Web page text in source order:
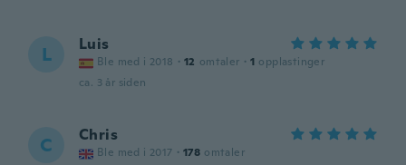
L Luis
Ble med i 2018 · 12 omtaler · 1 opplastinger
ca. 3 år siden
C Chris
Ble med i 2017 · 178 omtaler